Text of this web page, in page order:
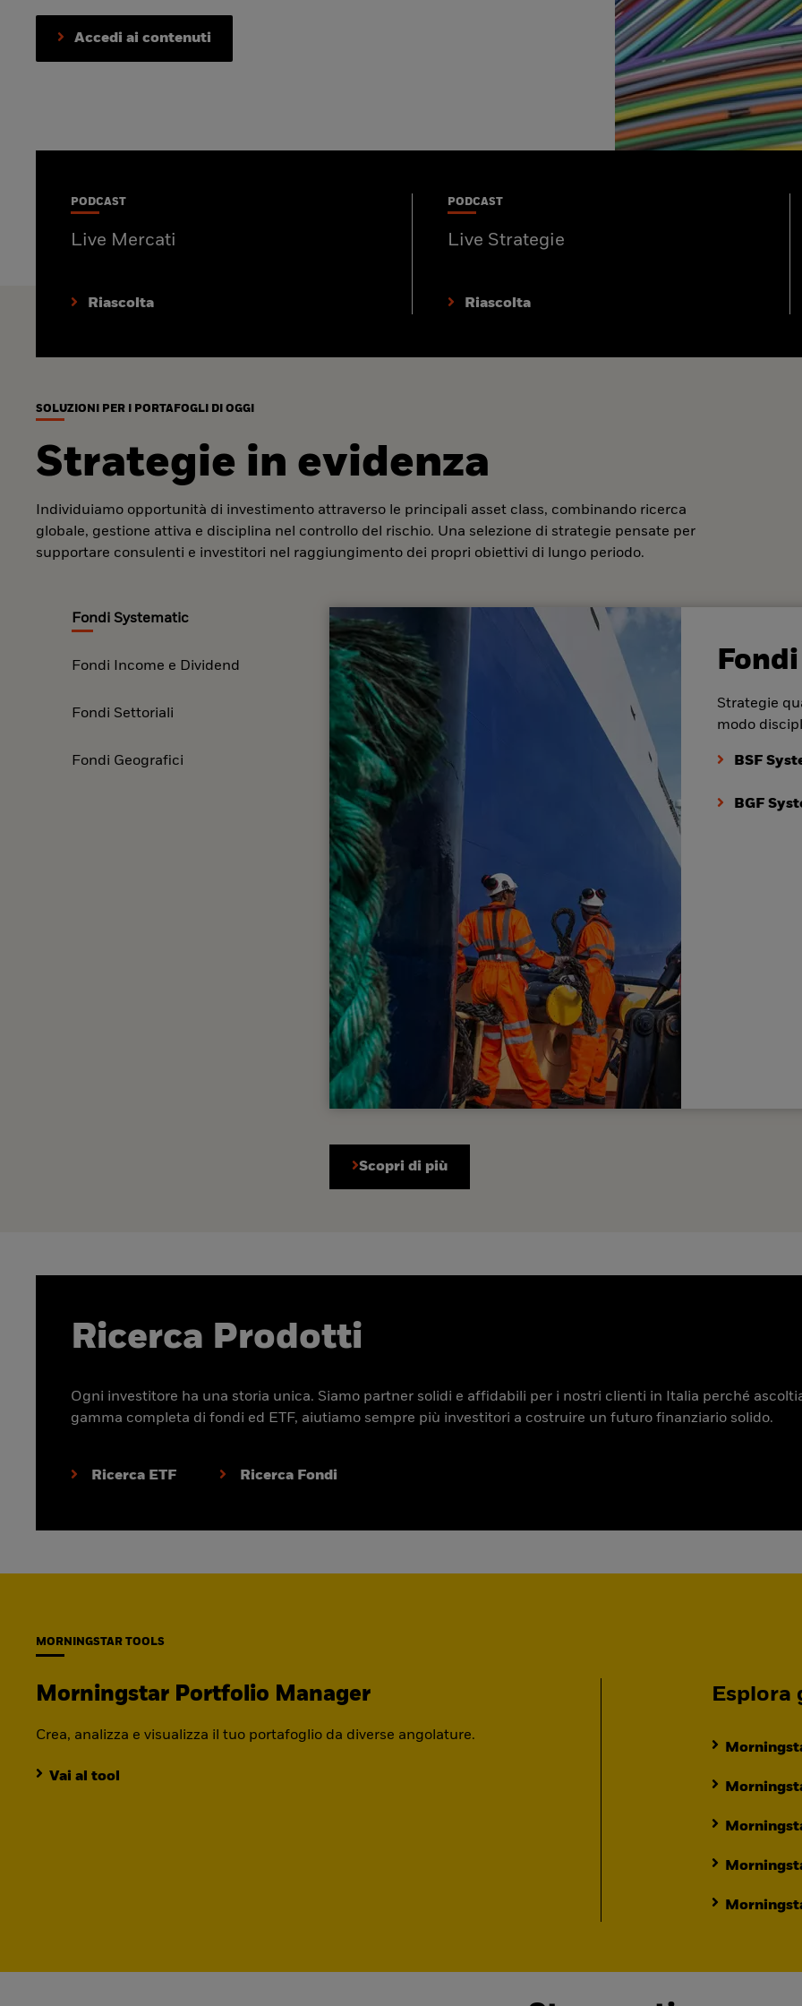
Accedi ai contenuti
PODCAST
Live Mercati
Riascolta
PODCAST
Live Strategie
Riascolta
SOLUZIONI PER I PORTAFOGLI DI OGGI
Strategie in evidenza
Individuiamo opportunità di investimento attraverso le principali asset class, combinando ricerca
globale, gestione attiva e disciplina nel controllo del rischio. Una selezione di strategie pensate per
supportare consulenti e investitori nel raggiungimento dei propri obiettivi di lungo periodo.
Fondi Systematic
Fondi Income e Dividend
Fondi Settoriali
Fondi Geografici
Strategie
modo
BSF
BGF
Scopri di più
Ricerca Prodotti
Ogni investitore ha una storia unica. Siamo partner solidi e affidabili per i nostri clienti in Italia perché
gamma completa di fondi ed ETF, aiutiamo sempre più investitori a costruire un futuro finanziario solido.
Ricerca ETF Ricerca Fondi
MORNINGSTAR TOOLS
Morningstar Portfolio Manager
Crea, analizza e visualizza il tuo portafoglio da diverse angolature.
Vai al tool
Esplora